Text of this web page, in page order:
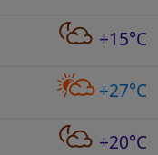
+15°C
+27°C
+20°C